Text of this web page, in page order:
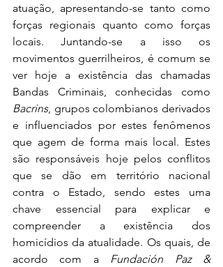
atuação, apresentando-se tanto como
forças regionais quanto como forças
locais. Juntando-se a isso os
movimentos guerrilheiros, é comum se
ver hoje a existência das chamadas
Bacrins, grupos colombianos derivados
e influenciados por estes fenômenos
que agem de forma mais local. Estes
são responsáveis hoje pelos conflitos
que se dão em território nacional
contra o Estado, sendo estes uma
chave essencial para explicar e
compreender a existência dos
homicídios da atualidade. Os quais, de
acordo com a Fundación Paz &